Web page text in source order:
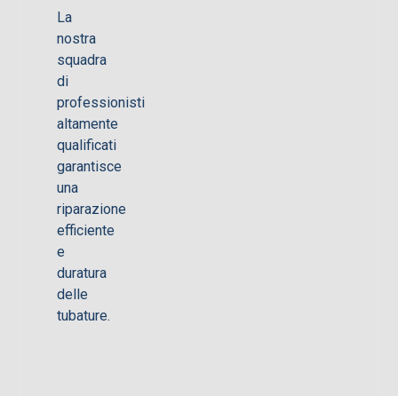
La
nostra
squadra
di
professionisti
altamente
qualificati
garantisce
una
riparazione
efficiente
e
duratura
delle
tubature.